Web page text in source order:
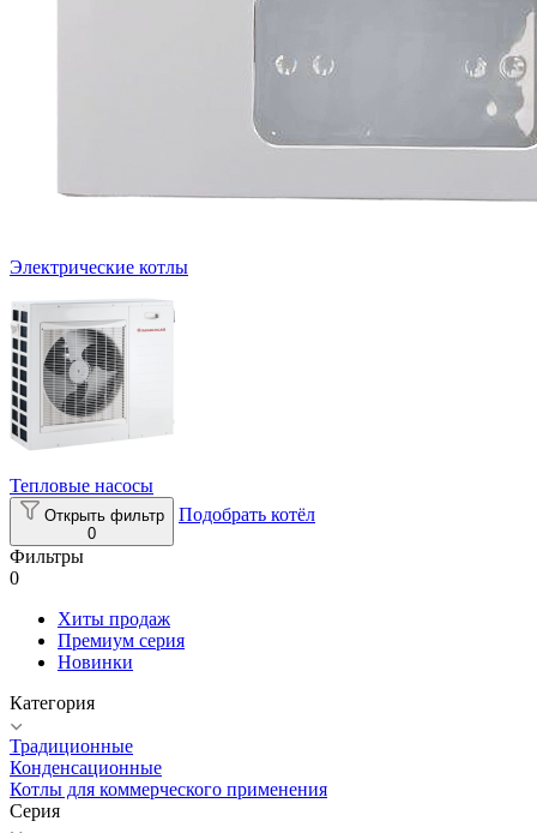
Электрические котлы
Тепловые насосы
Открыть фильтр
0
Подобрать котёл
Фильтры
0
Хиты продаж
Премиум серия
Новинки
Категория
Традиционные
Конденсационные
Котлы для коммерческого применения
Серия